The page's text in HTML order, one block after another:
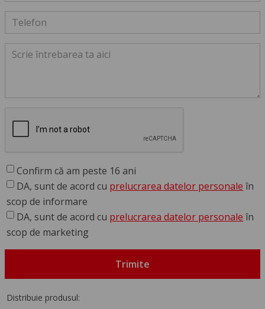
Confirm că am peste 16 ani
DA, sunt de acord cu prelucrarea datelor personale în
scop de informare
DA, sunt de acord cu prelucrarea datelor personale în
scop de marketing
Trimite
Distribuie produsul: